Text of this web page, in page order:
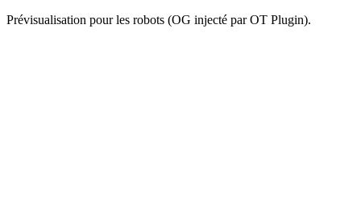
Prévisualisation pour les robots (OG injecté par OT Plugin).